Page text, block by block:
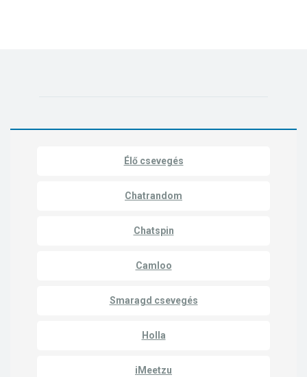
Élő csevegés
Chatrandom
Chatspin
Camloo
Smaragd csevegés
Holla
iMeetzu